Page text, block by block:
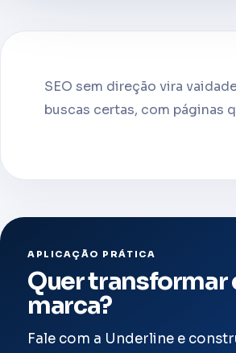
SEO sem direção vira
buscas certas, com páginas
APLICAÇÃO PRÁTICA
Quer transformar
marca?
Fale com a Underline e